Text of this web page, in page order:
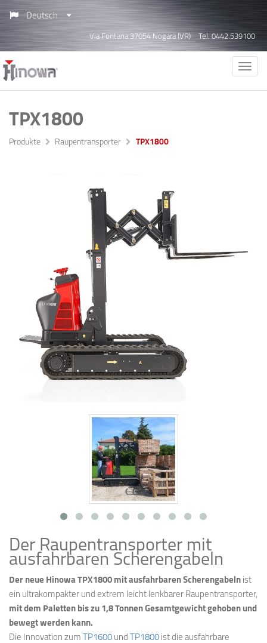
Deutsch
Via Fontana 37054 Nogara (VR) Tel. 0442.539100
TPX1800
Produkte Raupentransporter TPX1800
Der Raupentransporter mit
ausfahrbaren Scherengabeln
Der neue Hinowa TPX1800 mit ausfahrbaren Scherengabeln ist
ein ultrakompakter und extrem leicht lenkbarer Raupentransporter,
mit dem Paletten bis zu 1,8 Tonnen Gesamtgewicht gehoben und
bewegt werden kann.
Die Innovation zum
TP1600 und TP1800 ist die ausfahrbare